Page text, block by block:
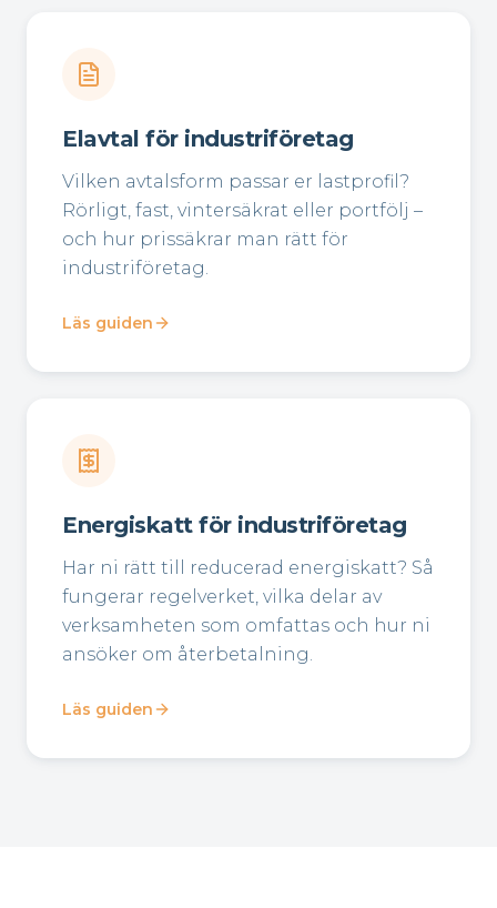
Elavtal för industriföretag
Vilken avtalsform passar er lastprofil?
Rörligt, fast, vintersäkrat eller portfölj –
och hur prissäkrar man rätt för
industriföretag.
Läs guiden
Energiskatt för industriföretag
Har ni rätt till reducerad energiskatt? Så
fungerar regelverket, vilka delar av
verksamheten som omfattas och hur ni
ansöker om återbetalning.
Läs guiden